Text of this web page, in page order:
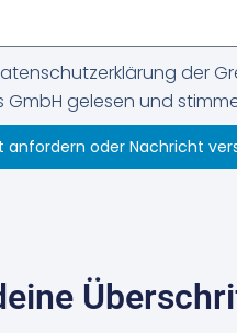
der
GmbH gelesen und
anfordern oder Nachricht